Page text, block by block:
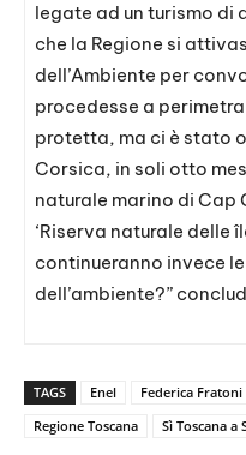
legate ad un turismo di
che la Regione si
dell’Ambiente per
procedesse a
protetta, ma ci è stato
Corsica, in soli otto
naturale marino di Cap
‘Riserva naturale delle
continueranno invece
dell’ambiente?”
TAGS Enel Federica Fratoni
Regione Toscana
Sì Toscana a